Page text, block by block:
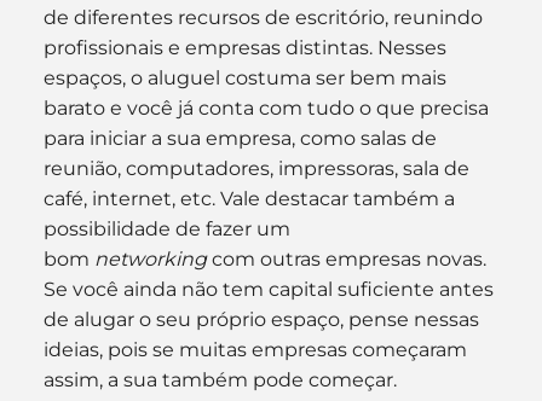
de diferentes recursos de escritório, reunindo
profissionais e empresas distintas. Nesses
espaços, o aluguel costuma ser bem mais
barato e você já conta com tudo o que precisa
para iniciar a sua empresa, como salas de
reunião, computadores, impressoras, sala de
café, internet, etc. Vale destacar também a
possibilidade de fazer um
bom networking com outras empresas novas.
Se você ainda não tem capital suficiente antes
de alugar o seu próprio espaço, pense nessas
ideias, pois se muitas empresas começaram
assim, a sua também pode começar.